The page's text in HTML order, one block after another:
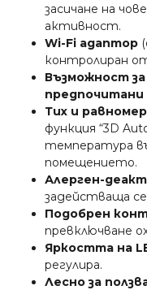
засичане на
активност.
Wi-Fi адаптор
контролиран
Възможност
предпочитани
Тих и
функция “3D
температура
помещението.
Алерген-
задействаща
Подобрен
превключване
Яркостта на
регулира.
Лесно за